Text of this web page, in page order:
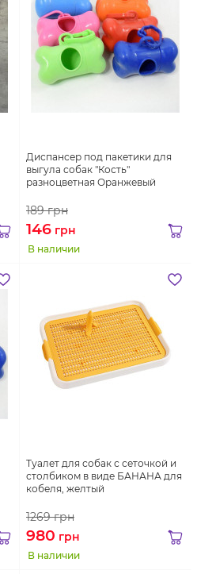
Диспансер под пакетики для
выгула собак "Кость"
разноцветная Оранжевый
189грн
146 грн
В наличии
Туалет для собак с сеточкой и
столбиком в виде БАНАНА для
кобеля, желтый
1269грн
980 грн
В наличии